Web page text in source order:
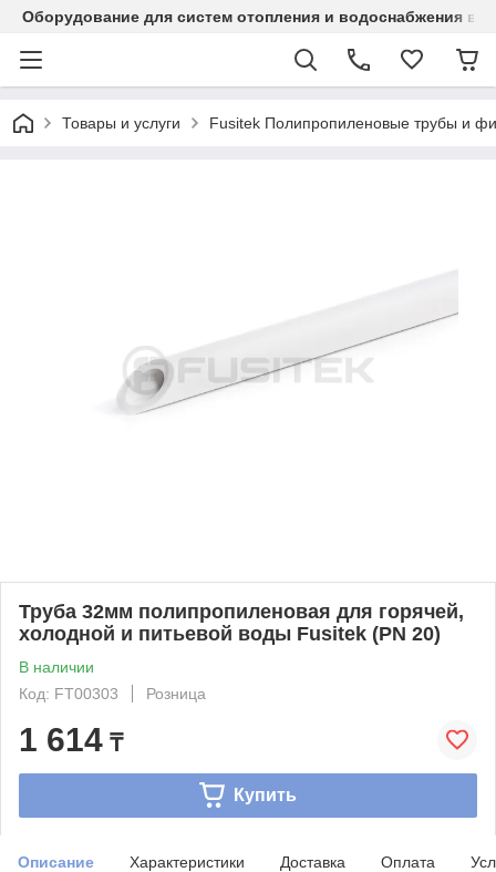
Оборудование для систем отопления и водоснабжения в
Товары и услуги Fusitek Полипропиленовые трубы и
Труба 32мм полипропиленовая для горячей,
холодной и питьевой воды Fusitek (PN 20)
В наличии
Код: FT00303
Розница
1 614 ₸
Купить
Описание Характеристики Доставка Оплата